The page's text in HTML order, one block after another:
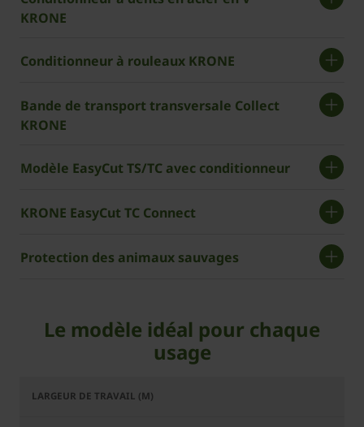
KRONE
Conditionneur à rouleaux KRONE
Bande de transport transversale Collect
KRONE
Modèle EasyCut TS/TC avec conditionneur
KRONE EasyCut TC Connect
Protection des animaux sauvages
Le modèle idéal pour chaque
usage
EasyCut